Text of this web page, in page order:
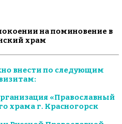
на поминовение в
храм
внести по следующим
«Православный
храма г. Красногорск